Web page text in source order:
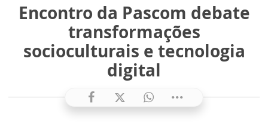
Encontro da Pascom debate
transformações
socioculturais e tecnologia
digital